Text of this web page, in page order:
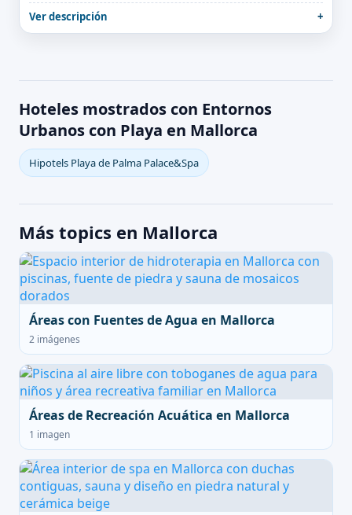
Ver descripción
Hoteles mostrados con Entornos
Urbanos con Playa en Mallorca
Hipotels Playa de Palma Palace&Spa
Más topics en Mallorca
Áreas con Fuentes de Agua en Mallorca
2 imágenes
Áreas de Recreación Acuática en Mallorca
1 imagen